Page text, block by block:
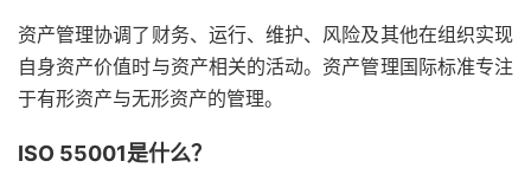
资产管理协调了财务、运行、维护、风险及其他在组织实现
自身资产价值时与资产相关的活动。资产管理国际标准专注
于有形资产与无形资产的管理。
ISO 55001是什么？